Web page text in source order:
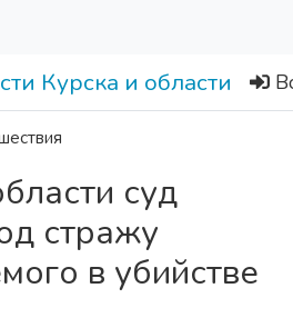
суд
стражу
в убийстве